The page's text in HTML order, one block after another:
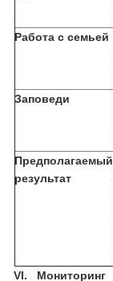
Работа с семьей
Заповеди
Предполагаемый
результат
VI. Мониторинг